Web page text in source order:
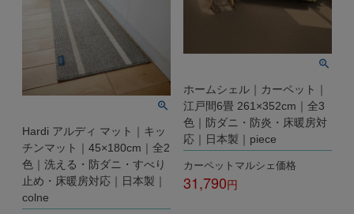
Hardi アルディ マット｜キッ
チンマット｜45×180cm｜全2
色｜洗える・防ダニ・すべり
止め・床暖房対応｜日本製｜
colne
ホームシェル｜カーペット｜
江戸間6畳 261×352cm｜全3
色｜防ダニ・防炎・床暖房対
応｜日本製｜piece
カーペットマルシェ価格
31,790